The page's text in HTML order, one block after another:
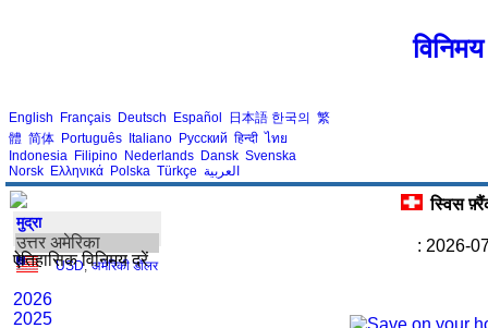
English Français Deutsch Español 日本語 한국의 繁
體 简体 Português Italiano Русский हिन्दी ไทย
Indonesia Filipino Nederlands Dansk Svenska
Norsk Ελληνικά Polska Türkçe العربية
मुद्रा
उत्तर अमेरिका
USD, अमेरिकी डॉलर
ऐतिहासिक विनिमय दरें
2026
2025
स्विस
: 2026-